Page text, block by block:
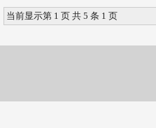
当前显示第 1 页 共 5 条 1 页